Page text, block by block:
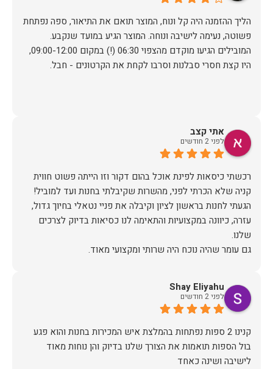
הליך ההזמנה היה קל ונוח, המוצר תואם את התיאור, ספה נפתחת
פשוטה, נעימה לישיבה ונוחה. המוצר הגיע במועד שנקבע.
המובילים הגיעו מוקדם מהצפוי 06:30 (!) במקום 09:00-12:00,
היו קצת חסרי סבלנות וסרבו לקחת את הקרטונים - חבל.
אתי קצב
לפני 2 חודשים
רכשתי כיסאות לפינת אוכל בהום דקור וזו הייתה פשוט חווית
הגעתי לחנות בראשון לציון וקיבלה את פניי נטאלי בחיוך גדול,
עזרה, כיוונה במקצועיות והתאימה לנו כסיאות בדיוק לצרכים
ערב לפני ההגעה של המוביל (יובל) הוא התקשר לוודא כתובת
תודה לכם הום דקור, אתם דוגמא ומופת לאיך חנויות צריכות
Shay Eliyahu
לפני 2 חודשים
קנינו 2 ספות נפתחות בהמלצת איש המכירות בחנות והוא פגע
בול הספות תואמות את הצורך שלנו בדיוק והן נוחות מאוד
לישיבה ושינה כאחד